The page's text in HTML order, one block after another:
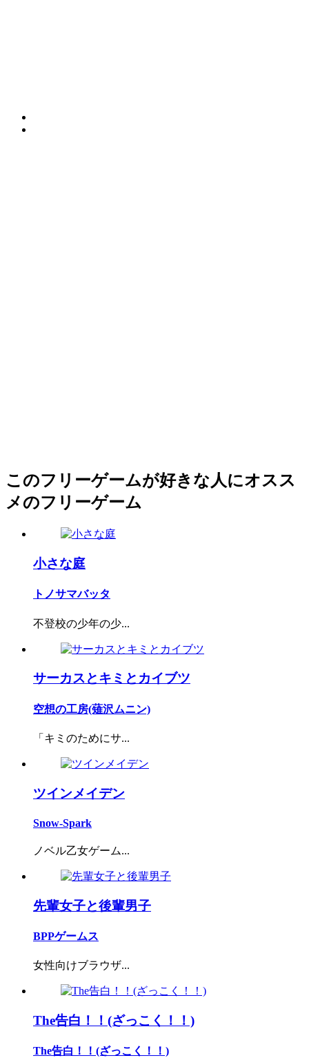
このフリーゲームが好きな人にオスス
メのフリーゲーム
小さな庭
トノサマバッタ
不登校の少年の少...
サーカスとキミとカイブツ
空想の工房(薙沢ムニン)
「キミのためにサ...
ツインメイデン
Snow-Spark
ノベル乙女ゲーム...
先輩女子と後輩男子
BPPゲームス
女性向けブラウザ...
The告白！！(ざっこく！！)
The告白！！(ざっこく！！)